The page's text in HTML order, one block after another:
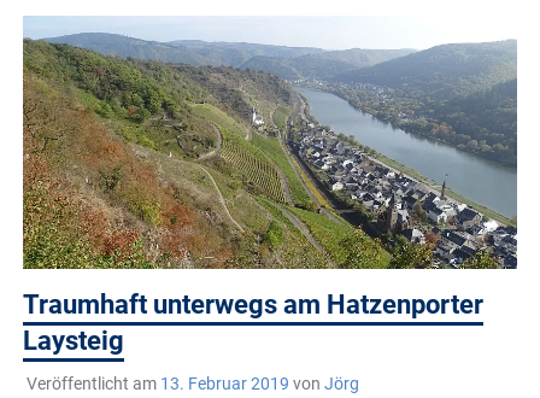
Traumhaft unterwegs am Hatzenporter
Laysteig
Veröffentlicht am 13. Februar 2019 von Jörg